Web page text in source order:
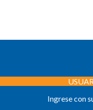
Ingrese con